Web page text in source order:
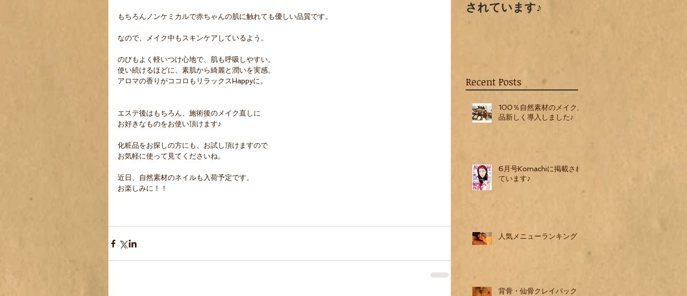
もちろんノンケミカルで赤ちゃんの肌に触れても優しい品質です。
なので、メイク中もスキンケアしているよう。
のびもよく軽いつけ心地で、肌も呼吸しやすい。
使い続けるほどに、素肌から綺麗と潤いを実感。
アロマの香りがココロもリラックスHappyに。
エステ後はもちろん、施術後のメイク直しに
お好きなものをお使い頂けます♪
化粧品をお探しの方にも、お試し頂けますので
お気軽に使って見てくださいね。
近日、自然素材のネイルも入荷予定です。
お楽しみに！！
されています♪
Recent Posts
100％自然素材のメイク用
品新しく導入しました♪
6月号Komachiに掲載され
ています♪
人気メニューランキング
背骨・仙骨クレイパック